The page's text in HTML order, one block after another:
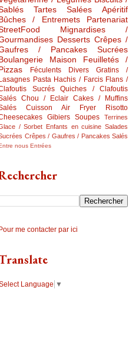
Tartes Salées
Apéritif
/ Entremets
Partenariat
Mignardises /
Desserts Crêpes /
/ Pancakes Sucrées
Maison
Feuilletés /
Féculents Divers
Gratins /
Lasagnes Pasta Hachis / Farcis Flans /
Sucrés
Quiches / Clafoutis
Chou / Eclair Cakes / Muffins
Cuisson Air Fryer
Risotto
Gibiers Soupes
Terrines
/ Sorbet Enfants en cuisine Salades
Crêpes / Gaufres / Pancakes Salés
nous Entrées
Pour me contacter par ici
Language ▼